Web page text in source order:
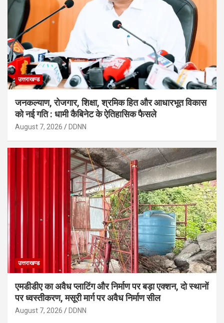
उत्तराखण्ड
जनकल्याण, रोजगार, शिक्षा, श्रमिक हित और आधारभूत विकास
को नई गति : धामी कैबिनेट के ऐतिहासिक फैसले
August 7, 2026 DDNN
उत्तराखण्ड
एमडीडीए का अवैध प्लाटिंग और निर्माण पर बड़ा एक्शन, दो स्थानों
पर ध्वस्तीकरण, मसूरी मार्ग पर अवैध निर्माण सील
August 7, 2026 DDNN